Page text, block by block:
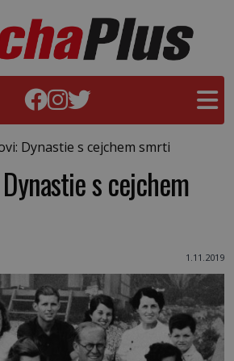
Dynastie s cejchem smrti
s cejchem
1.11.2019